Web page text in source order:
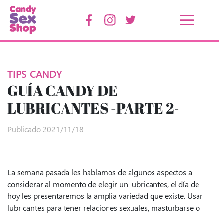
TIPS CANDY
GUÍA CANDY DE
LUBRICANTES -PARTE 2-
Publicado 2021/11/18
La semana pasada les hablamos de algunos aspectos a
considerar al momento de elegir un lubricantes, el día de
hoy les presentaremos la amplia variedad que existe. Usar
lubricantes para tener relaciones sexuales, masturbarse o